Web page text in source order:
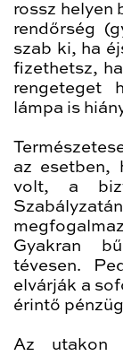
rossz helyen
rendőrség
szab ki, ha
fizethetsz,
rengeteget
lámpa is
az esetben,
volt, a
Gyakran
tévesen.
elvárják a
érintő
Az utakon